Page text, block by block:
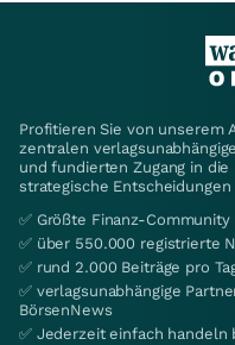
Profitieren Sie von unserem
zentralen
und fundierten Zugang in
strategische
✅ Größte Finanz-
✅ über 550.000 registrierte
✅ rund 2.000 Beiträge pro
✅ verlagsunabhängige
BörsenNews
✅ Jederzeit einfach handeln